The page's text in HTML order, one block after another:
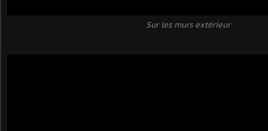
Sur les murs extérieur